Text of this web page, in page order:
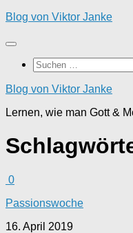
Zum
springen
Blog von Viktor Janke
Suchen
nach:
Blog von Viktor Janke
Lernen, wie man Gott &
0
Passionswoche
16. April 2019